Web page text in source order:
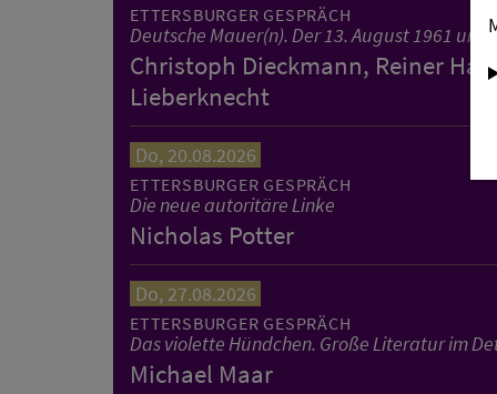
ETTERSBURGER GESPRÄCH
Deutsche Mauer(n). Der 13. August 1961 und
Christoph Dieckmann, Reiner
Lieberknecht
Do, 20.08.2026
ETTERSBURGER GESPRÄCH
Die neue autoritäre Linke
Nicholas Potter
Do, 27.08.2026
ETTERSBURGER GESPRÄCH
Das violette Hündchen. Große Literatur im
Michael Maar